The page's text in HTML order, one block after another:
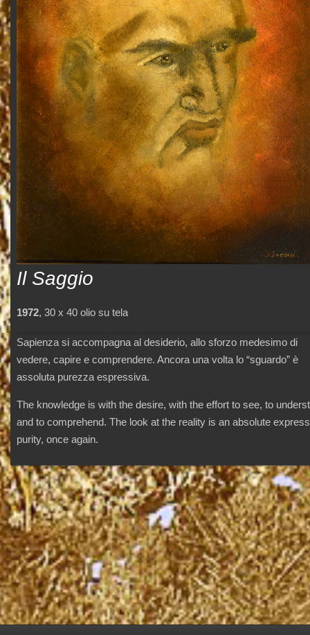
Il Saggio
1972, 30 x 40 olio su tela
Sapienza si accompagna al desiderio, allo sforzo medesimo di
vedere, capire e comprendere. Ancora una volta lo “sguardo” è
assoluta purezza espressiva.
The knowledge is with the desire, with the effort to see, to
and to comprehend. The look at the reality is an absolute
purity, once again.